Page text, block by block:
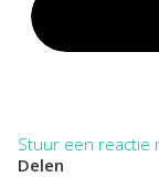
Stuur een reactie
Delen